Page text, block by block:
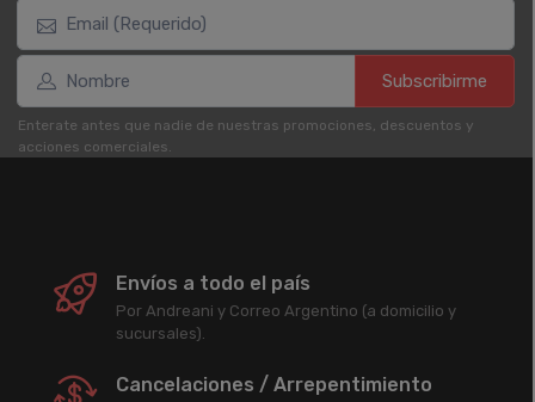
Subscribirme
Enterate antes que nadie de nuestras promociones, descuentos y
acciones comerciales.
Envíos a todo el país
Por Andreani y Correo Argentino (a domicilio y
sucursales).
Cancelaciones / Arrepentimiento